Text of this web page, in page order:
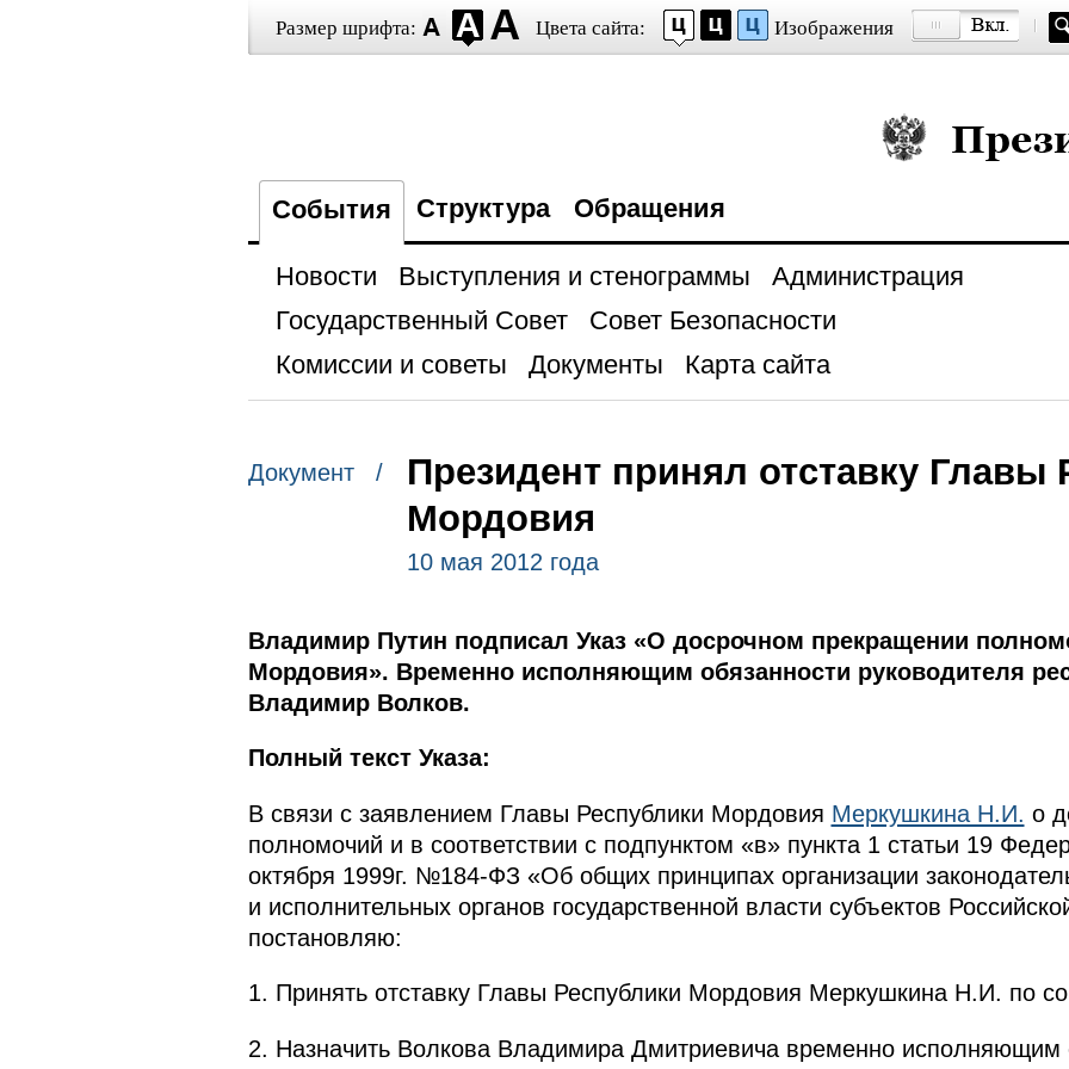
Размер шрифта: Цвета сайта: Изображения
Президент
События Структура Обращения
Новости Выступления и стенограммы
Администрация
Государственный Совет
Совет Безопасности
Комиссии и советы
Документы Карта сайта
Документ /
Президент принял отставку Главы
Мордовия
10 мая 2012 года
Владимир Путин подписал Указ «О досрочном прекращении
Мордовия». Временно исполняющим обязанности руководителя
Владимир Волков.
Полный текст Указа:
В связи с заявлением Главы Республики Мордовия Меркушкина Н.И. о
полномочий и в соответствии с подпунктом «в» пункта 1 статьи 19
октября 1999г. №184-ФЗ «Об общих принципах организации
и исполнительных органов государственной власти субъектов
постановляю:
1. Принять отставку Главы Республики Мордовия Меркушкина Н.И. по
2. Назначить Волкова Владимира Дмитриевича временно исполняющим